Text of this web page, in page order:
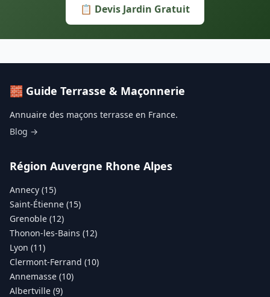
📋 Devis Jardin Gratuit
🧱 Guide Terrasse & Maçonnerie
Annuaire des maçons terrasse en France.
Blog →
Région Auvergne Rhone Alpes
Annecy (15)
Saint-Étienne (15)
Grenoble (12)
Thonon-les-Bains (12)
Lyon (11)
Clermont-Ferrand (10)
Annemasse (10)
Albertville (9)